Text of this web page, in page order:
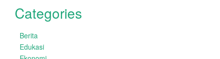
Categories
Berita
Edukasi